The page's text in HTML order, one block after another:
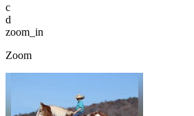
c
d
zoom_in
Zoom